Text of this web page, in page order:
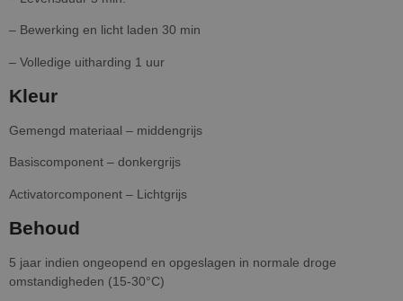
– Bewerking en licht laden 30 min
– Volledige uitharding 1 uur
Kleur
Gemengd materiaal – middengrijs
Basiscomponent – donkergrijs
Activatorcomponent – Lichtgrijs
Behoud
5 jaar indien ongeopend en opgeslagen in normale droge
omstandigheden (15-30°C)